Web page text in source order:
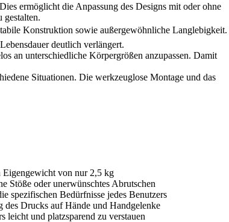
ermöglicht die Anpassung des Designs mit oder ohne
gestalten.
Konstruktion sowie außergewöhnliche Langlebigkeit.
deutlich verlängert.
an unterschiedliche Körpergrößen anzupassen. Damit
Situationen. Die werkzeuglose Montage und das
von nur 2,5 kg
Stöße oder unerwünschtes Abrutschen
Bedürfnisse jedes Benutzers
Drucks auf Hände und Handgelenke
und platzsparend zu verstauen